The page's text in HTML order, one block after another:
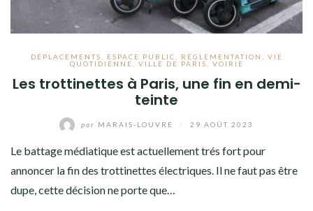
DÉPLACEMENTS ESPACE PUBLIC RÉGLEMENTATION
VIE
QUOTIDIENNE
VILLE DE PARIS VOIRIE
Les trottinettes à Paris, une fin en demi-
teinte
par MARAIS-LOUVRE 29 AOÛT 2023
Le battage médiatique est actuellement trés fort pour
annoncer la fin des trottinettes électriques. Il ne faut pas être
dupe, cette décision ne porte que…